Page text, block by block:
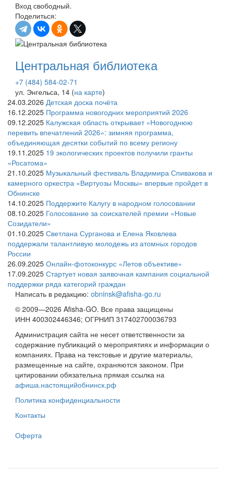
Вход свободный.
Поделиться:
Центральная библиотека
+7 (484) 584-02-71
ул. Энгельса, 14 (на карте)
24.03.2026 Детская доска почёта
16.12.2025 Программа новогодних мероприятий 2026
09.12.2025 Калужская область открывает «Новогоднюю
перевить впечатлений 2026»: зимняя программа,
объединяющая десятки событий по всему региону
19.11.2025 19 экологических проектов получили гранты
«Росатома»
21.10.2025 Музыкальный фестиваль Владимира Спивакова и
камерного оркестра «Виртуозы Москвы» впервые пройдет в
Обнинске
14.10.2025 Поддержите Калугу в народном голосовании
08.10.2025 Голосование за соискателей премии «Новые
Созидатели»
01.10.2025 Светлана Сурганова и Елена Яковлева
поддержали талантливую молодежь из атомных городов
России
26.09.2025 Онлайн-фотоконкурс «Летов объективе»
17.09.2025 Стартует новая заявочная кампания социальной
поддержки ряда категорий граждан
Написать в редакцию: obninsk@afisha-go.ru
© 2009—2026 Afisha-GO. Все права защищены
ИНН 400302446346; ОГРНИП 317402700036793
Администрация сайта не несет ответственности за
содержание публикаций о мероприятиях и информации о
компаниях. Права на текстовые и другие материалы,
размещенные на сайте, охраняются законом. При
цитировании обязательна прямая ссылка на
афиша.настоящийобнинск.рф
Политика конфиденциальности
Контакты
Оферта